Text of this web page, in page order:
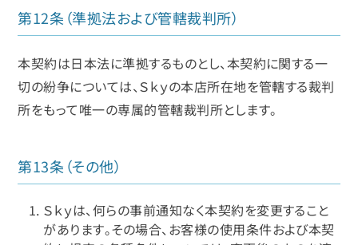
第12条（準拠法および管轄裁判所）
本契約は日本法に準拠するものとし、本契約に関する一
切の紛争については、Ｓｋｙの本店所在地を管轄する裁判
所をもって唯一の専属的管轄裁判所とします。
第13条（その他）
Ｓｋｙは、何らの事前通知なく本契約を変更すること
があります。その場合、お客様の使用条件および本契